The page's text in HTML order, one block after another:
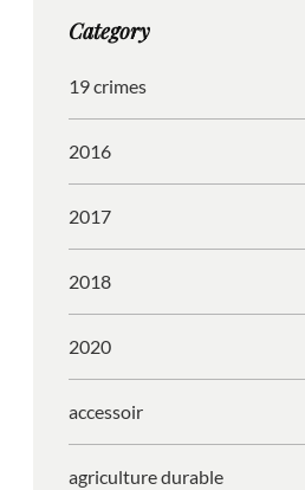
r
m
o
Category
19 crimes
2016
2017
2018
2020
accessoir
agriculture durable